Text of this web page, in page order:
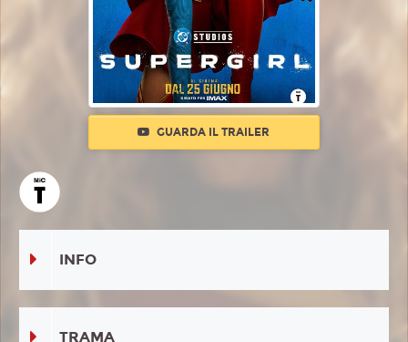
GUARDA IL TRAILER
INFO
TRAMA